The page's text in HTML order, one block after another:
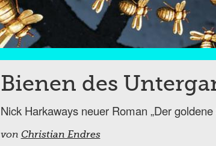
Bienen des
Nick Harkaways neuer Roman „Der goldene
von Christian Endres